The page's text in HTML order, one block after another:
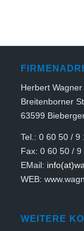
Herbert
Breitenborner
63599
Tel.: 0 60 50 / 9
Fax: 0 60 50 / 9
EMail:
WEB:
WEITERE